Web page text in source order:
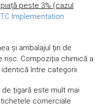
peste 3% (cazul
Implementation
și ambalajul țin de
risc. Compoziția chimică a
între categorii.
țigară este mult mai
comerciale.